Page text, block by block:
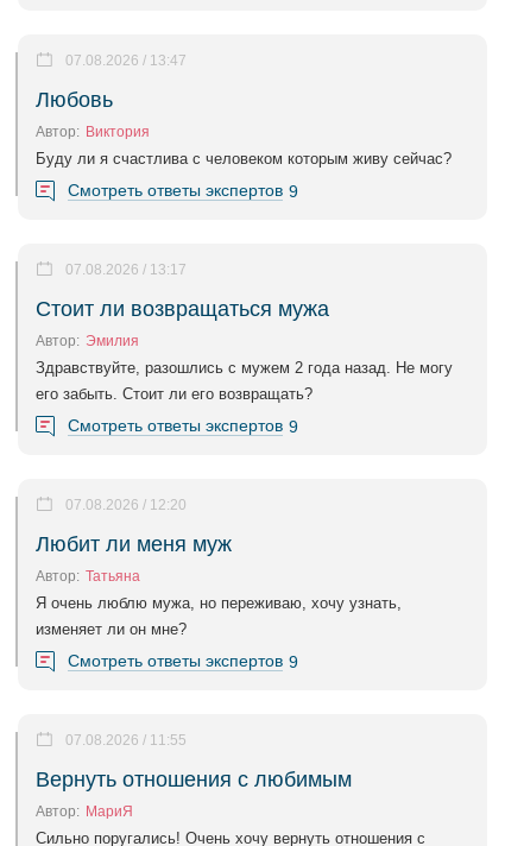
Любовь
07.08.2026 / 13:47
Автор: Виктория
Буду ли я счастлива с человеком которым живу сейчас?
Смотреть ответы экспертов 9
Стоит ли возвращаться мужа
07.08.2026 / 13:17
Автор: Эмилия
Здравствуйте, разошлись с мужем 2 года назад. Не могу
его забыть. Стоит ли его возвращать?
Смотреть ответы экспертов 9
Любит ли меня муж
07.08.2026 / 12:20
Автор: Татьяна
Я очень люблю мужа, но переживаю, хочу узнать,
изменяет ли он мне?
Смотреть ответы экспертов 9
Вернуть отношения с любимым
07.08.2026 / 11:55
Автор: МариЯ
Сильно поругались! Очень хочу вернуть отношения с